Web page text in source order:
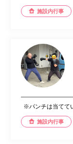
施設内行事
※パンチは当てて
施設内行事